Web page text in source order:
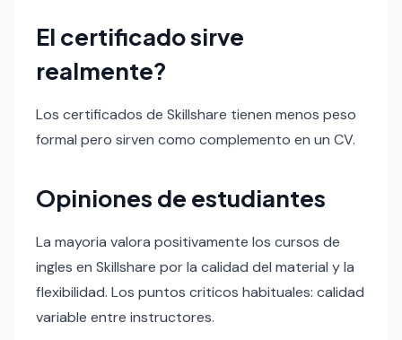
El certificado sirve
realmente?
Los certificados de Skillshare tienen menos peso
formal pero sirven como complemento en un CV.
Opiniones de estudiantes
La mayoria valora positivamente los cursos de
ingles en Skillshare por la calidad del material y la
flexibilidad. Los puntos criticos habituales: calidad
variable entre instructores.